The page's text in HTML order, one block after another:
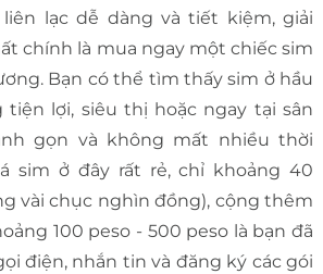
liên lạc dễ dàng và tiết kiệm, giải
chính là mua ngay một chiếc sim
Bạn có thể tìm thấy sim ở hầu
tiện lợi, siêu thị hoặc ngay tại sân
gọn và không mất nhiều thời
sim ở đây rất rẻ, chỉ khoảng 40
vài chục nghìn đồng), cộng thêm
100 peso - 500 peso là bạn đã
điện, nhắn tin và đăng ký các gói